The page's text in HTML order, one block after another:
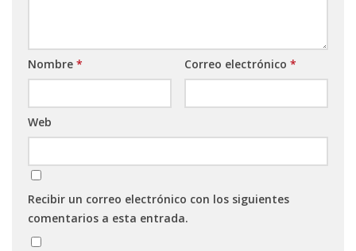
Nombre * Correo electrónico *
Web
Recibir un correo electrónico con los siguientes
comentarios a esta entrada.